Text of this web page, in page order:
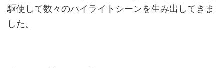
駆使して数々のハイライトシーンを生み出してきま
した。